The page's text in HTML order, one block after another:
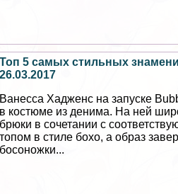
Топ 5 самых стильных
26.03.2017
Ванесса Хадженс на запуске
в костюме из денима. На ней
брюки в сочетании с
топом в стиле бохо, а образ
босоножки...